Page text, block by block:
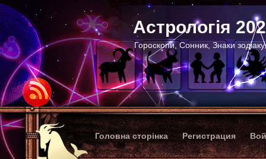
Астрологія
Гороскопи, Сонник, Знаки
Головна сторінка Регистрация